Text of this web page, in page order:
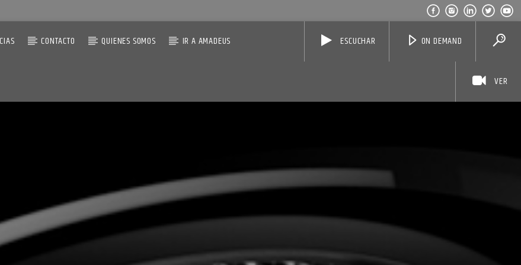
CONTACTO QUIENES SOMOS IR A AMADEUS ON DEMAND
ESCUCHAR
VER